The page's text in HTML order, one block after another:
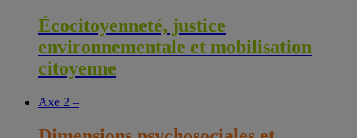
Écocitoyenneté, justice
environnementale et mobilisation
citoyenne
Axe 2 –